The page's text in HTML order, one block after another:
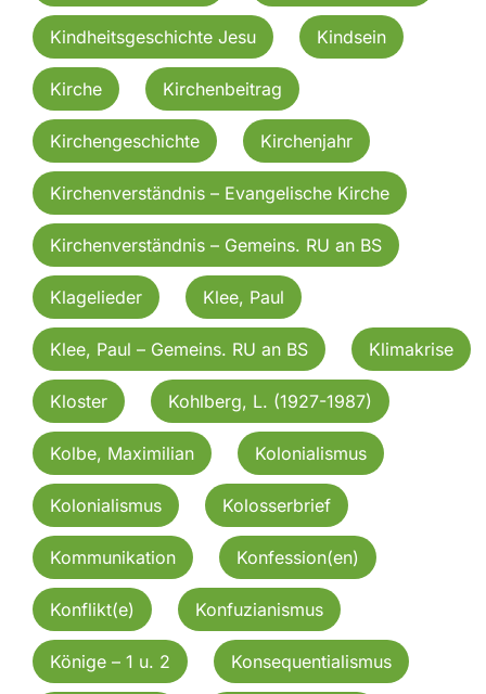
Kindheitsgeschichte Jesu Kindsein
Kirche Kirchenbeitrag
Kirchengeschichte Kirchenjahr
Kirchenverständnis – Evangelische Kirche
Kirchenverständnis – Gemeins. RU an BS
Klagelieder Klee, Paul
Klee, Paul – Gemeins. RU an BS Klimakrise
Kloster Kohlberg, L. (1927-1987)
Kolbe, Maximilian Kolonialismus
Kolonialismus Kolosserbrief
Kommunikation Konfession(en)
Konflikt(e) Konfuzianismus
Könige – 1 u. 2 Konsequentialismus